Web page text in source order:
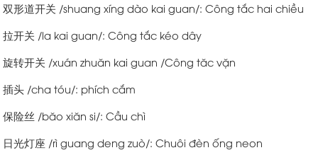
双形道开关 /shuang xíng dào kai guan/: Công tắc hai chiều
拉开关 /la kai guan/: Công tắc kéo dây
旋转开关 /xuán zhuăn kai guan /Công tăc vặn
插头 /cha tóu/: phích cắm
保险丝 /băo xiăn si/: Cầu chì
日光灯座 /rì guang deng zuò/: Chuôi đèn ống neon